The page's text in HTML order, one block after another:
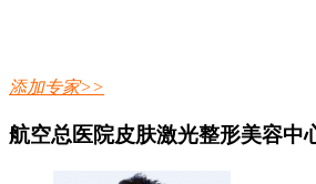
添加专家>>
航空总医院皮肤激光整形美容中